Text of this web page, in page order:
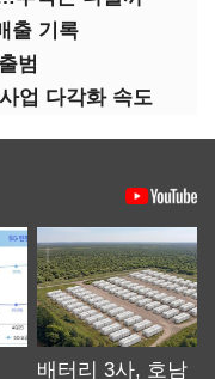
출 기록
범
업 다각화 속도
배터리 3사, 호남